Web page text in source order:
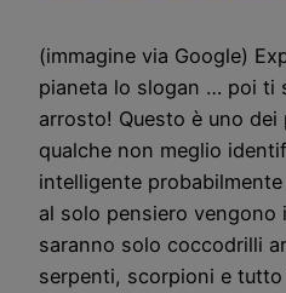
(immagine via Google)
pianeta lo slogan … poi ti
arrosto! Questo è uno dei
qualche non meglio
intelligente probabilmente
al solo pensiero vengono
saranno solo coccodrilli
serpenti, scorpioni e